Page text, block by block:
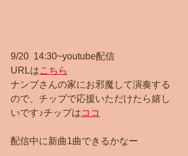
9/20  14:30~youtube配信
URLはこちら
ナンブさんの家にお邪魔して演奏する
ので、チップで応援いただけたら嬉し
いです♪チップはココ
配信中に新曲1曲できるかなー